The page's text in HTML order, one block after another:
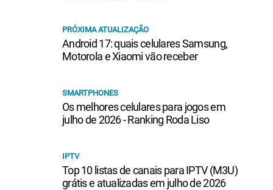
PRÓXIMA ATUALIZAÇÃO
Android 17: quais celulares Samsung,
Motorola e Xiaomi vão receber
SMARTPHONES
Os melhores celulares para jogos em
julho de 2026 - Ranking Roda Liso
IPTV
Top 10 listas de canais para IPTV (M3U)
grátis e atualizadas em julho de 2026